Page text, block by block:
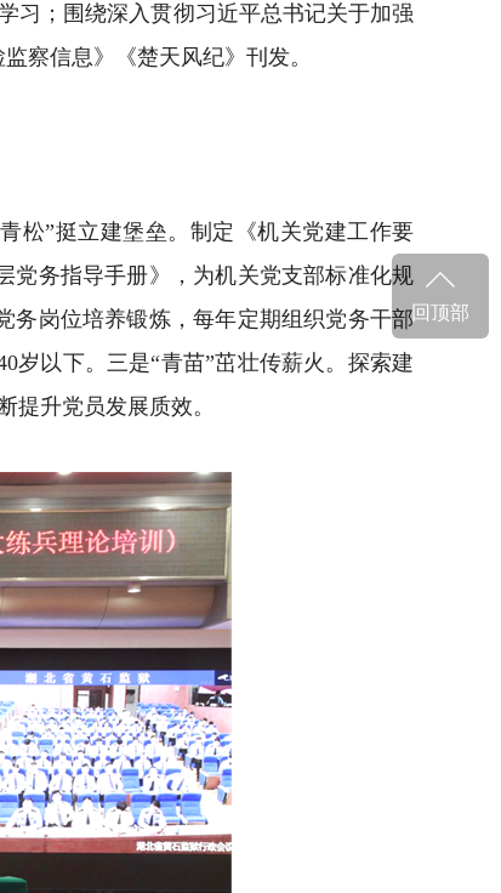
习；围绕深入贯彻习近平总书记关于加强
察信息》《楚天风纪》刊发。
”挺立建堡垒。制定《机关党建工作要
党务指导手册》，为机关党支部标准化规
务岗位培养锻炼，每年定期组织党务干部
岁以下。三是“青苗”茁壮传薪火。探索建
提升党员发展质效。
回顶部